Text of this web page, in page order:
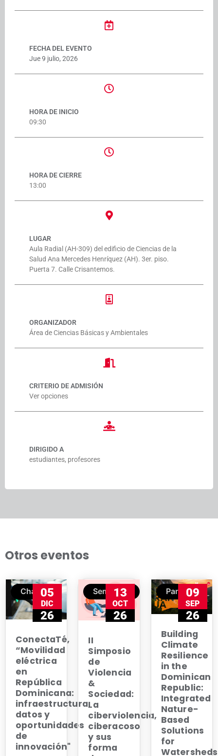
FECHA DEL EVENTO
Jue 9 julio, 2026
HORA DE INICIO
09:30
HORA DE CIERRE
13:00
LUGAR
Aula Radial (AH-309) del edificio de Ciencias de la
Salud Ana Mercedes Henríquez (AH). 3er. piso.
Puerta 7. Calle Crisantemos.
ORGANIZADOR
Área de Ciencias Básicas y Ambientales
CRITERIO DE ADMISIÓN
Ver opciones
DIRIGIDO A
estudiantes, profesores
Otros eventos
Charla05
DIC
26
ConectaTé,
“Movilidad
eléctrica
en
República
Dominicana:
infraestructura,
datos y
oportunidades
de
innovación"
Seminario
13
OCT
26
II
Simposio
de
Violencia
&
Sociedad:
La
ciberviolencia,
ciberacoso
y sus
forma
Panel 09
SEP
26
Building
Climate
Resilience
in the
Dominican
Republic:
Integrated
Nature-
Based
Solutions
for